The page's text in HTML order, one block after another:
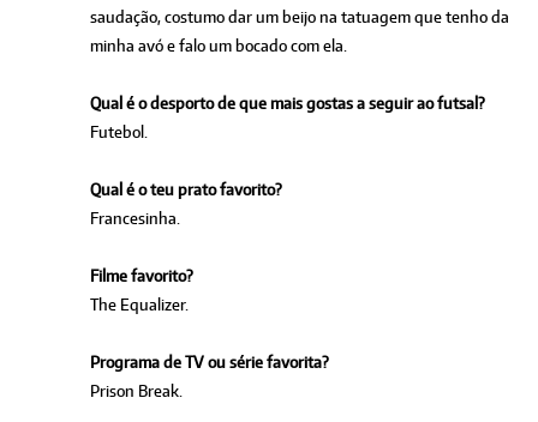
saudação, costumo dar um beijo na tatuagem que tenho da
minha avó e falo um bocado com ela.
Qual é o desporto de que mais gostas a seguir ao futsal?
Futebol.
Qual é o teu prato favorito?
Francesinha.
Filme favorito?
The Equalizer.
Programa de TV ou série favorita?
Prison Break.